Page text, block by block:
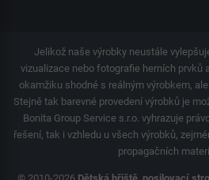
Jelikož naše výrobky neustále
vizualizace nebo fotografie herních prvků
okamžiku shodné s reálným výrobkem,
Stejně tak barevné provedení výrobků je
Bonita Group Service s.r.o. vyhrazuje
řešení, tak i vzhledu u všech výrobků,
propagačních